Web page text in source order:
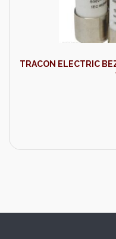
TRACON ELECTRIC